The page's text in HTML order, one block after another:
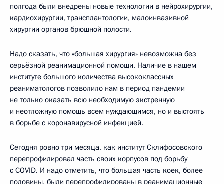
полгода были внедрены новые технологии в нейрохирургии,
кардиохирургии, трансплантологии, малоинвазивной
хирургии органов брюшной полости.
Надо сказать, что «большая хирургия» невозможна без
серьёзной реанимационной помощи. Наличие в нашем
институте большого количества высококлассных
реаниматологов позволило нам в период пандемии
не только оказать всю необходимую экстренную
и неотложную помощь всем нуждающимся, но и выстоять
в борьбе с коронавирусной инфекцией.
Сегодня ровно три месяца, как институт Склифосовского
перепрофилировал часть своих корпусов под борьбу
с COVID. И надо отметить, что большая часть коек, более
половины, были перепрофилированы в реанимационные